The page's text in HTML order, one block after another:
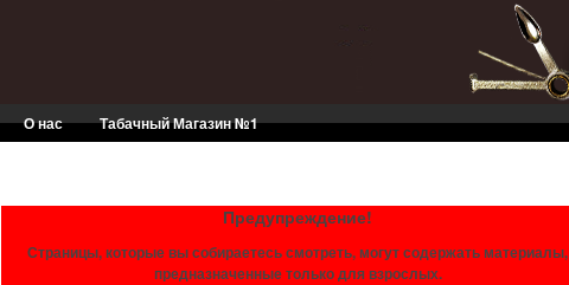
О нас Табачный Магазин №1
Предупреждение!
Страницы, которые вы собираетесь смотреть, могут содержать материалы,
предназначенные только для взрослых.